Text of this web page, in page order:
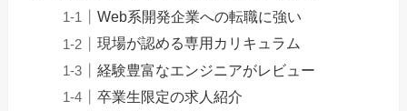
Web系開発企業への転職に強い
現場が認める専用カリキュラム
経験豊富なエンジニアがレビュー
卒業生限定の求人紹介